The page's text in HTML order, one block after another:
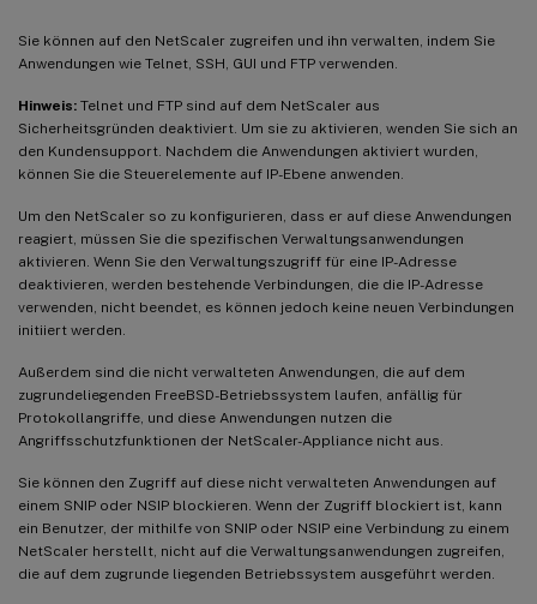
Sie können auf den NetScaler zugreifen und ihn verwalten, indem Sie
Anwendungen wie Telnet, SSH, GUI und FTP verwenden.
Hinweis: Telnet und FTP sind auf dem NetScaler aus
Sicherheitsgründen deaktiviert. Um sie zu aktivieren, wenden Sie sich an
den Kundensupport. Nachdem die Anwendungen aktiviert wurden,
können Sie die Steuerelemente auf IP-Ebene anwenden.
Um den NetScaler so zu konfigurieren, dass er auf diese Anwendungen
reagiert, müssen Sie die spezifischen Verwaltungsanwendungen
aktivieren. Wenn Sie den Verwaltungszugriff für eine IP-Adresse
deaktivieren, werden bestehende Verbindungen, die die IP-Adresse
verwenden, nicht beendet, es können jedoch keine neuen Verbindungen
initiiert werden.
Außerdem sind die nicht verwalteten Anwendungen, die auf dem
zugrundeliegenden FreeBSD-Betriebssystem laufen, anfällig für
Protokollangriffe, und diese Anwendungen nutzen die
Angriffsschutzfunktionen der NetScaler-Appliance nicht aus.
Sie können den Zugriff auf diese nicht verwalteten Anwendungen auf
einem SNIP oder NSIP blockieren. Wenn der Zugriff blockiert ist, kann
ein Benutzer, der mithilfe von SNIP oder NSIP eine Verbindung zu einem
NetScaler herstellt, nicht auf die Verwaltungsanwendungen zugreifen,
die auf dem zugrunde liegenden Betriebssystem ausgeführt werden.